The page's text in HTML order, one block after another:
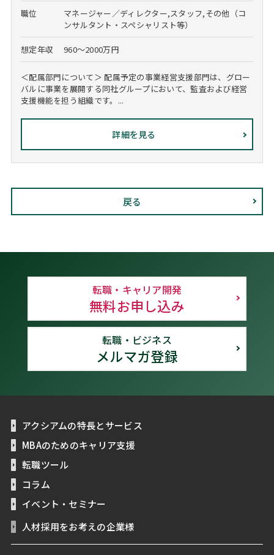
職位
マネージャー／ディレクター,スタッフ,その他（コ
ンサルタント・スペシャリスト等）
想定年収 960～2000万円
＜配属部門について＞ 配属予定の事業経営支援部門は、グロー
バルに事業を展開する同社グループにおいて、監査および経営
支援機能を担う組織です。...
詳細を見る
戻る
転職・キャリア開発
無料お申し込み
転職・ビジネス
メルマガ登録
アクシアムの特長とサービス
MBAのためのキャリア支援
転職ツール
コラム
イベント・セミナー
人材採用をお考えの企業様